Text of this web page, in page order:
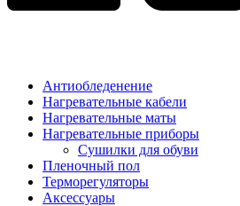
Антиобледенение
Нагревательные кабели
Нагревательные маты
Нагревательные приборы
Сушилки для обуви
Пленочный пол
Терморегуляторы
Аксессуары